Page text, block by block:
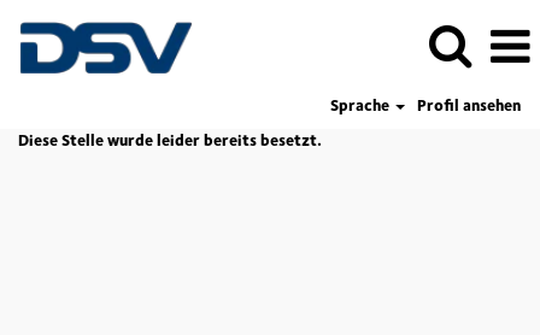
Sprache
Profil ansehen
Diese Stelle wurde leider bereits besetzt.